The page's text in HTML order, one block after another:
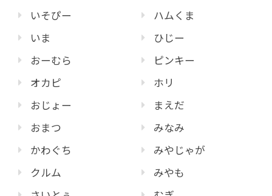
いそぴー
いま
おーむら
オカピ
おじょー
おまつ
かわぐち
クルム
ハムくま
ひじー
ピンキー
ホリ
まえだ
みなみ
みやじゃが
みやも